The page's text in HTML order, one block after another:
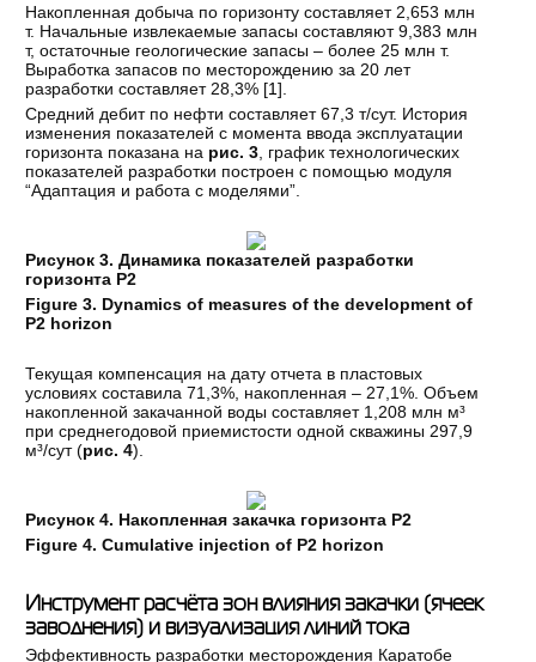
Накопленная добыча по горизонту составляет 2,653 млн
т. Начальные извлекаемые запасы составляют 9,383 млн
т, остаточные геологические запасы – более 25 млн т.
Выработка запасов по месторождению за 20 лет
разработки составляет 28,3% [1].
Средний дебит по нефти составляет 67,3 т/сут. История
изменения показателей с момента ввода эксплуатации
горизонта показана на рис. 3 , график технологических
показателей разработки построен с помощью модуля
“Адаптация и работа с моделями”.
Рисунок 3. Динамика показателей разработки
горизонта Р2
Figure 3. Dynamics of measures of the development of
P2 horizon
Текущая компенсация на дату отчета в пластовых
условиях составила 71,3%, накопленная – 27,1%. Объем
накопленной закачанной воды составляет 1,208 млн м³
при среднегодовой приемистости одной скважины 297,9
м³/сут (рис. 4).
Рисунок 4. Накопленная закачка горизонта Р2
Figure 4.Cumulative injection of P2 horizon
Инструмент расчёта зон влияния закачки (ячеек
заводнения) и визуализация линий тока
Эффективность разработки месторождения Каратобе